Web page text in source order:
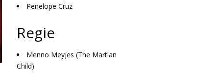
Penelope Cruz
Regie
Menno Meyjes (The Martian
Child)